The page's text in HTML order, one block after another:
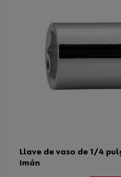
Llave de vaso de 1/4
imán